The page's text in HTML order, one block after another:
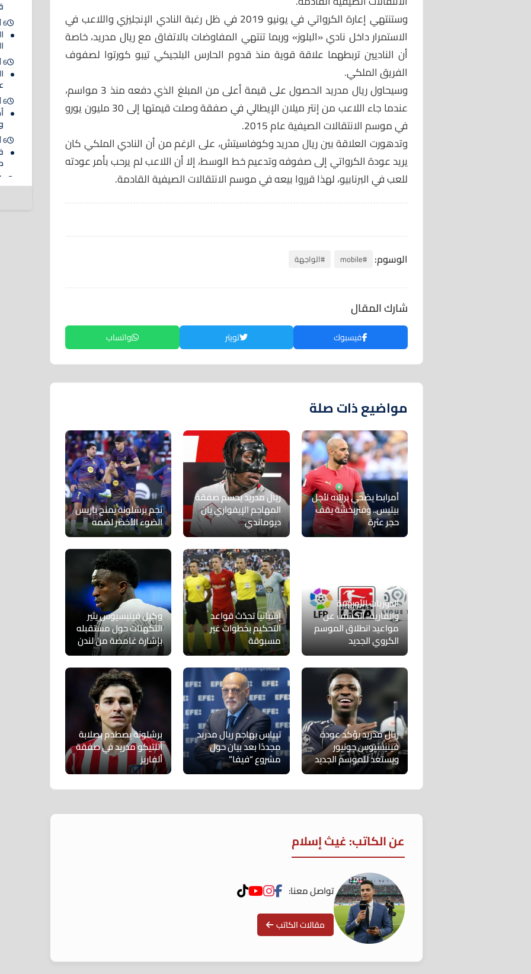
وستنتهي إعارة الكرواتي في يونيو 2019 في ظل رغبة النادي الإنجليزي واللاعب في
الاستمرار داخل نادي «البلوز» وربما تنتهي المفاوضات بالاتفاق مع ريال مدريد، خاصة
أن الناديين تربطهما علاقة قوية منذ قدوم الحارس البلجيكي تيبو كورتوا لصفوف
الفريق الملكي.
وسيحاول ريال مدريد الحصول على قيمة أعلى من المبلغ الذي دفعه منذ 3 مواسم،
عندما جاء اللاعب من إنتر ميلان الإيطالي في صفقة وصلت قيمتها إلى 30 مليون يورو
في موسم الانتقالات الصيفية عام 2015.
وتدهورت العلاقة بين ريال مدريد وكوفاسيتش، على الرغم من أن النادي الملكي كان
يريد عودة الكرواتي إلى صفوفه وتدعيم خط الوسط، إلا أن اللاعب لم يرحب بأمر عودته
للعب في البرنابيو، لهذا قرروا بيعه في موسم الانتقالات الصيفية القادمة.
الوسوم: #mobile #الواجهة
شارك المقال
فيسبوك تويتر واتساب
مواضيع ذات صلة
أمرابط يضحي براتبه لأجل
بيتيس.. وفنربخشة يقف
حجر عثرة
ريال مدريد يحسم صفقة
المهاجم الإيفواري يان
ديوماندي
نجم برشلونة يمنح باريس
الضوء الأخضر لضمه
الدوريات الأوروبية
والقارية.. الكشف عن
مواعيد انطلاق الموسم
الكروي الجديد
إسبانيا تحدّث قواعد
التحكيم بخطوات غير
مسبوقة
وكيل فينيسيوس يثير
التكهنات حول مستقبله
بإشارة غامضة من لندن
ريال مدريد يؤكد عودة
فينيسيوس جونيور
ويستعد للموسم الجديد
تيباس يهاجم ريال مدريد
مجددًا بعد بيان حول
مشروع “فيفا”
برشلونة يصطدم بصلابة
أتلتيكو مدريد في صفقة
ألفاريز
عن الكاتب: غيث إسلام
تواصل معنا:
مقالات الكاتب
6 أغسطس 2026
6 أغسطس 2026
6 أغسطس 2026
6 أغسطس 2026